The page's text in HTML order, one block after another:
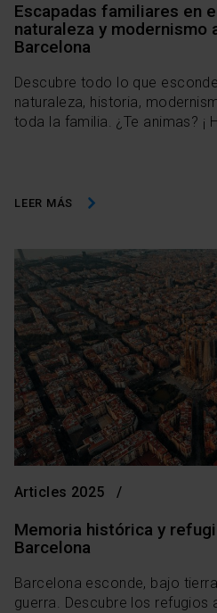
Escapadas familiares en
naturaleza y modernismo
Barcelona
Descubre todo lo que
naturaleza, historia,
toda la familia. ¿Te animas? ¡
LEER MÁS
Articles 2025
Memoria histórica y
Barcelona
Barcelona esconde, bajo
guerra. Descubre los refugios